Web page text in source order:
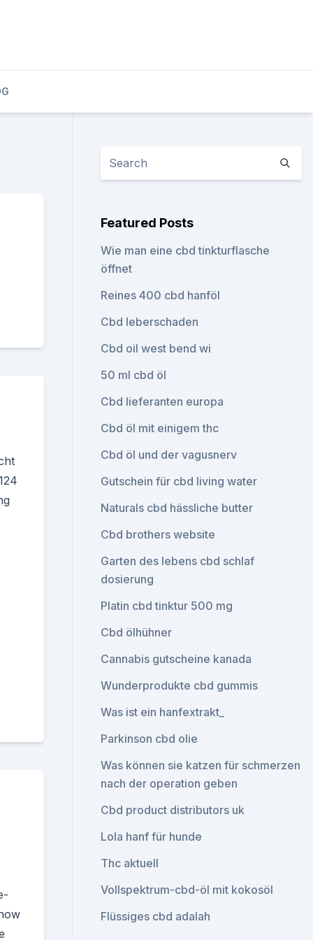
Featured Posts
Wie man eine cbd tinkturflasche
öffnet
Reines 400 cbd hanföl
Cbd leberschaden
Cbd oil west bend wi
50 ml cbd öl
Cbd lieferanten europa
Cbd öl mit einigem thc
Cbd öl und der vagusnerv
Gutschein für cbd living water
Naturals cbd hässliche butter
Cbd brothers website
Garten des lebens cbd schlaf
dosierung
Platin cbd tinktur 500 mg
Cbd ölhühner
Cannabis gutscheine kanada
Wunderprodukte cbd gummis
Was ist ein hanfextrakt_
Parkinson cbd olie
Was können sie katzen für schmerzen
nach der operation geben
Cbd product distributors uk
Lola hanf für hunde
Thc aktuell
Vollspektrum-cbd-öl mit kokosöl
Flüssiges cbd adalah